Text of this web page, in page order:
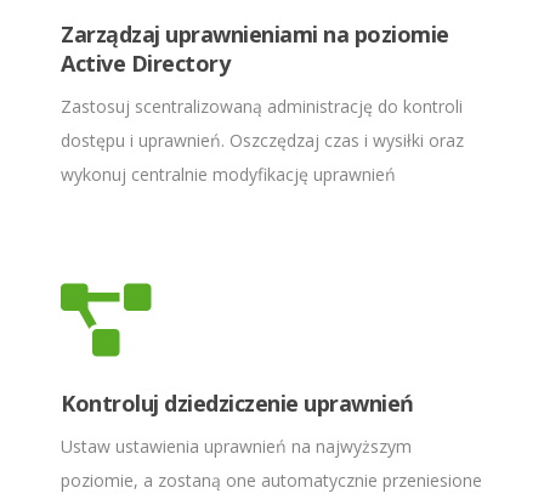
Zarządzaj uprawnieniami na poziomie
Active Directory
Zastosuj scentralizowaną administrację do kontroli
dostępu i uprawnień. Oszczędzaj czas i wysiłki oraz
wykonuj centralnie modyfikację uprawnień
Kontroluj dziedziczenie uprawnień
Ustaw ustawienia uprawnień na najwyższym
poziomie, a zostaną one automatycznie przeniesione